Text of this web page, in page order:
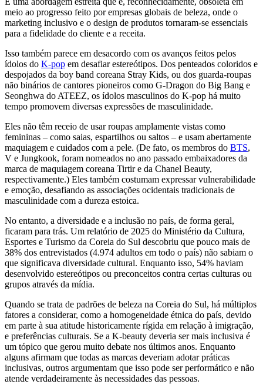
meio ao progresso feito por empresas globais de beleza, onde o
marketing inclusivo e o design de produtos tornaram-se essenciais
para a fidelidade do cliente e a receita.
Isso também parece em desacordo com os avanços feitos pelos
ídolos do K-pop em desafiar estereótipos. Dos penteados coloridos e
despojados da boy band coreana Stray Kids, ou dos guarda-roupas
não binários de cantores pioneiros como G-Dragon do Big Bang e
Seonghwa do ATEEZ, os ídolos masculinos do K-pop há muito
tempo promovem diversas expressões de masculinidade.
Eles não têm receio de usar roupas amplamente vistas como
femininas – como saias, espartilhos ou saltos – e usam abertamente
maquiagem e cuidados com a pele. (De fato, os membros do BTS,
V e Jungkook, foram nomeados no ano passado embaixadores da
marca de maquiagem coreana Tirtir e da Chanel Beauty,
respectivamente.) Eles também costumam expressar vulnerabilidade
e emoção, desafiando as associações ocidentais tradicionais de
masculinidade com a dureza estoica.
No entanto, a diversidade e a inclusão no país, de forma geral,
ficaram para trás. Um relatório de 2025 do Ministério da Cultura,
Esportes e Turismo da Coreia do Sul descobriu que pouco mais de
38% dos entrevistados (4.974 adultos em todo o país) não sabiam o
que significava diversidade cultural. Enquanto isso, 54% haviam
desenvolvido estereótipos ou preconceitos contra certas culturas ou
grupos através da mídia.
Quando se trata de padrões de beleza na Coreia do Sul, há múltiplos
fatores a considerar, como a homogeneidade étnica do país, devido
em parte à sua atitude historicamente rígida em relação à imigração,
e preferências culturais. Se a K-beauty deveria ser mais inclusiva é
um tópico que gerou muito debate nos últimos anos. Enquanto
alguns afirmam que todas as marcas deveriam adotar práticas
inclusivas, outros argumentam que isso pode ser performático e não
atende verdadeiramente às necessidades das pessoas.